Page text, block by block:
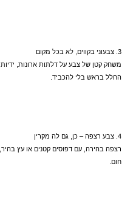
3. צבעוני בקווים, לא בכל מקום
החלל בראש בלי להכביד.
4. צבע רצפה – כן, גם לה מקרין
חום.